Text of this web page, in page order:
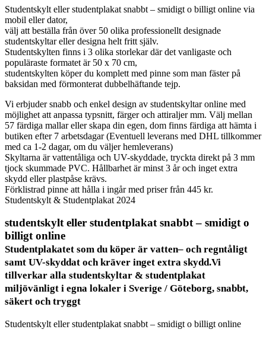
Studentskylt eller studentplakat snabbt – smidigt o billigt online via
mobil eller dator,
välj att beställa från över 50 olika professionellt designade
studentskyltar eller designa helt fritt själv.
Studentskylten finns i 3 olika storlekar där det vanligaste och
populäraste formatet är 50 x 70 cm,
studentskylten köper du komplett med pinne som man fäster på
baksidan med förmonterat dubbelhäftande tejp.
Vi erbjuder snabb och enkel design av studentskyltar online med
möjlighet att anpassa typsnitt, färger och attiraljer mm. Välj mellan
57 färdiga mallar eller skapa din egen, dom finns färdiga att hämta i
butiken efter 7 arbetsdagar (Eventuell leverans med DHL tillkommer
med ca 1-2 dagar, om du väljer hemleverans)
Skyltarna är vattentåliga och UV-skyddade, tryckta direkt på 3 mm
tjock skummade PVC. Hållbarhet är minst 3 år och inget extra
skydd eller plastpåse krävs.
Förklistrad pinne att hålla i ingår med priser från 445 kr.
Studentskylt & Studentplakat 2024
studentskylt eller studentplakat snabbt – smidigt o
billigt online
Studentplakatet som du köper är vatten– ochregntåligt
samt UV-skyddat ochkräver inget extra skydd.Vi
tillverkar alla studentskyltar & studentplakat
miljövänligt i egna lokaler i Sverige / Göteborg, snabbt,
säkert och tryggt
Studentskylt eller studentplakat snabbt – smidigt o billigt online